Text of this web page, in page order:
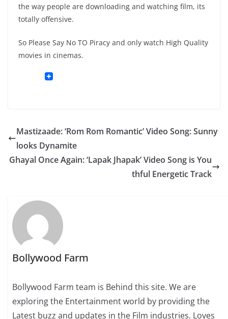
the way people are downloading and watching film, its
totally offensive.
So Please Say No TO Piracy and only watch High Quality
movies in cinemas.
Mastizaade: ‘Rom Rom Romantic’ Video Song: Sunny
looks Dynamite
Ghayal Once Again: ‘Lapak Jhapak’ Video Song is You
thful Energetic Track
Bollywood Farm
Bollywood Farm team is Behind this site. We are
exploring the Entertainment world by providing the
Latest buzz and updates in the Film industries. Loves